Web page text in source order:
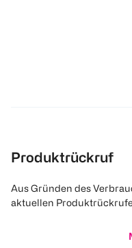
Produktrückruf
Aus Gründen des
aktuellen